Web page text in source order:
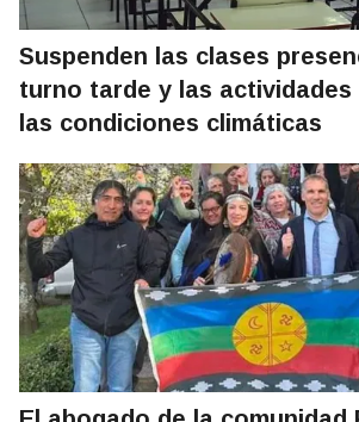
Suspenden las clases
turno tarde y las actividades
las condiciones climáticas